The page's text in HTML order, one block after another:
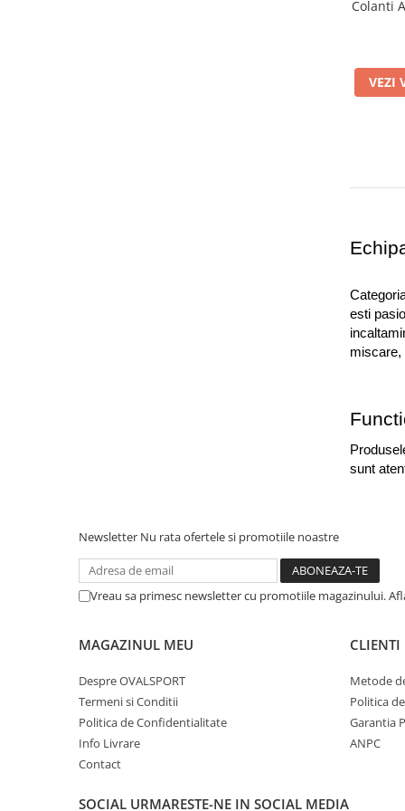
Colanti
VEZI
esti
miscare,
sunt
Newsletter Nu rata ofertele si promotiile noastre
Vreau sa primesc newsletter cu promotiile magazinului.
MAGAZINUL MEU
Despre OVALSPORT
Termeni si Conditii
Politica de Confidentialitate
Info Livrare
Contact
CLIENTI
Metode
Politica
Garantia
ANPC
SOCIAL URMARESTE-NE IN SOCIAL MEDIA